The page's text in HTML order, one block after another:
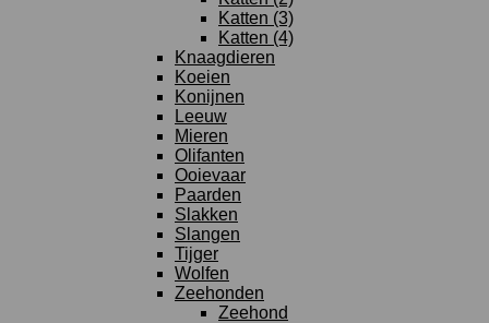
Katten (3)
Katten (4)
Knaagdieren
Koeien
Konijnen
Leeuw
Mieren
Olifanten
Ooievaar
Paarden
Slakken
Slangen
Tijger
Wolfen
Zeehonden
Zeehond